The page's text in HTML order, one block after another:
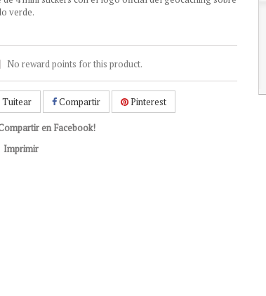
verde.
No reward points for this product.
Tuitear Compartir Pinterest
en Facebook!
Imprimir